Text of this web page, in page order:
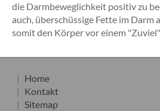
die Darmbeweglichkeit positiv zu
auch, überschüssige Fette im Darm
somit den Körper vor einem
Home
Kontakt
Sitemap